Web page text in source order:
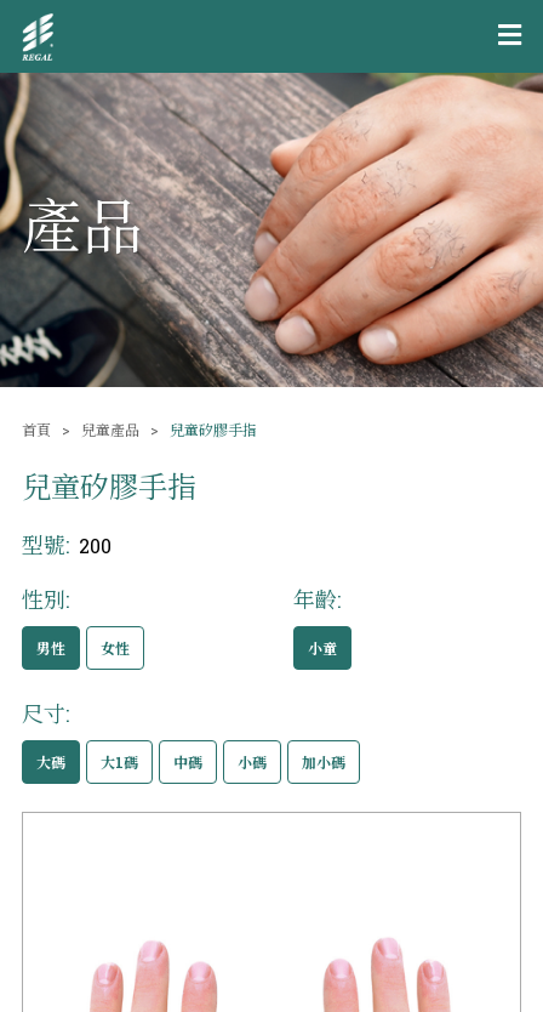
產品
首頁 兒童產品 兒童矽膠手指
兒童矽膠手指
型號: 200
性別:
男性 女性
年齡:
小童
尺寸:
大碼 大1碼 中碼 小碼 加小碼